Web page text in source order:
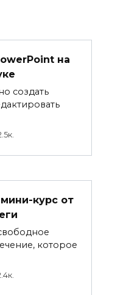
на
создать
курс от
которое